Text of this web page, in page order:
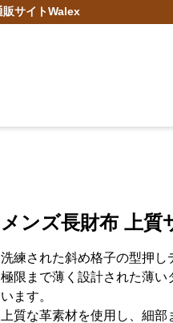
サイトWalex
メンズ長財布 上質
洗練された斜め格子の型押し
極限まで薄く設計された薄い
います。
上質な革素材を使用し、細